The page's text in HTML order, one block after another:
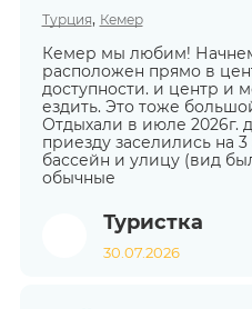
Турция, Кемер
Кемер мы любим!
расположен прямо в
доступности. и центр и
ездить. Это тоже
Отдыхали в июле 2026г.
приезду заселились на
бассейн и улицу (вид
обычные
Туристка
30.07.2026